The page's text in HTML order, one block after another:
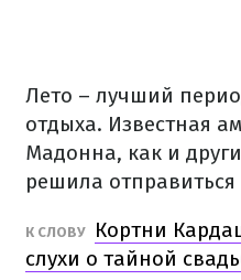
Лето – лучший
отдыха. Известная
Мадонна, как и
решила
К СЛОВУ
Кортни
слухи о тайной